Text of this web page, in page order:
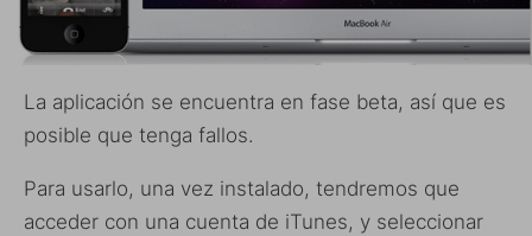
La aplicación se encuentra en fase beta, así que es
posible que tenga fallos.
Para usarlo, una vez instalado, tendremos que
acceder con una cuenta de iTunes, y seleccionar